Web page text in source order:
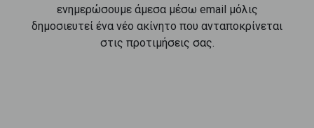
ενημερώσουμε άμεσα μέσω email μόλις
δημοσιευτεί ένα νέο ακίνητο που ανταποκρίνεται
στις προτιμήσεις σας.